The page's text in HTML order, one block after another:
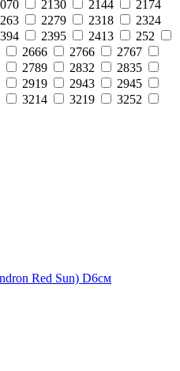
2130 2144
2174
2279 2318
2324
2395 2413
252
2666 2766
2767
2789 2832
2835
2919 2943
2945
3214 3219
3252
Red Sun) D6см